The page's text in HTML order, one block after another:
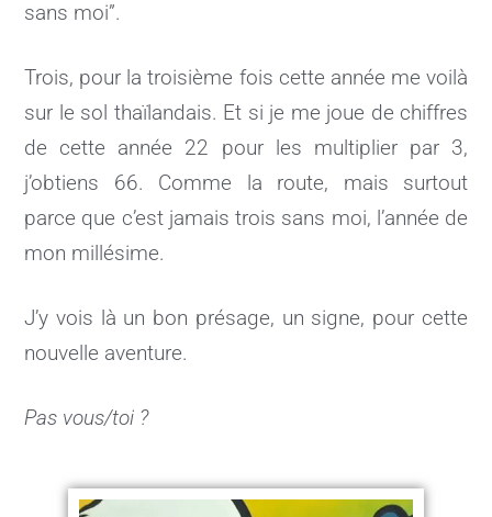
sans moi”.
Trois, pour la troisième fois cette année me voilà
sur le sol thaïlandais. Et si je me joue de chiffres
de cette année 22 pour les multiplier par 3,
j’obtiens 66. Comme la route, mais surtout
parce que c’est jamais trois sans moi, l’année de
mon millésime.
J’y vois là un bon présage, un signe, pour cette
nouvelle aventure.
Pas vous/toi ?